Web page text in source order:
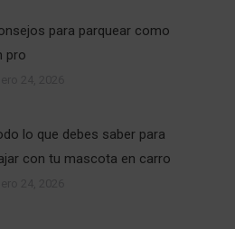
para parquear como
pro
lo que debes saber para
con tu mascota en carro